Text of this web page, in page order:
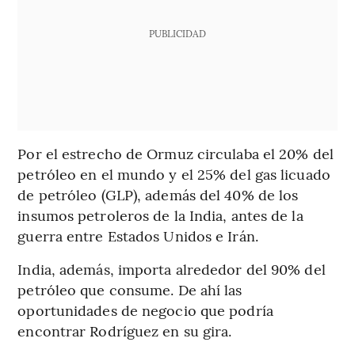
PUBLICIDAD
Por el estrecho de Ormuz circulaba el 20% del
petróleo en el mundo y el 25% del gas licuado
de petróleo (GLP), además del 40% de los
insumos petroleros de la India, antes de la
guerra entre Estados Unidos e Irán.
India, además, importa alrededor del 90% del
petróleo que consume. De ahí las
oportunidades de negocio que podría
encontrar Rodríguez en su gira.